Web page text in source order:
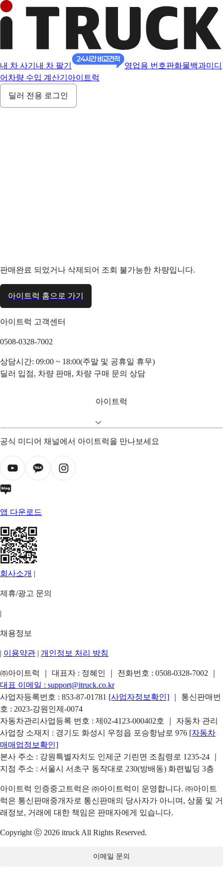
내 차 사기 내 차 팔기 영업용 번호판화물백과미디
어 차량 수입 계산기 아이트럭
딜러 전용 로그인
판매완료 되었거나 삭제되어 조회 불가능한 차량입니다.
아이트럭 홈으로 가기
아이트럭 고객센터
0508-0328-7002
상담시간: 09:00 ~ 18:00(주말 및 공휴일 휴무)
딜러 입점, 차량 판매, 차량 구매 문의 상담
아이트럭
공식 미디어 채널에서 아이트럭을 만나보세요
앱 다운로드
회사소개 |
제휴/광고 문의
|
채용정보
| 이용약관 | 개인정보 처리 방침
㈜아이트럭 ｜ 대표자 : 정혜인 ｜ 전화번호 : 0508-0328-7002
대표 이메일 : support@itruck.co.kr
사업자등록번호 : 853-87-01781 [사업자정보확인]
｜ 통신판매번
호 : 2023-강원인제-0074
자동차관리사업등록 번호 : 제02-4123-000402호 ｜ 자동차 관리
사업장 소재지 : 경기도 화성시 우정읍 포승항남로 976 [자동차
매매업정보확인]
본사 주소 : 강원특별자치도 인제군 기린면 조침령로 1235-24 ｜
지점 주소 : 서울시 서초구 동작대로 230(방배동) 화련빌딩 3층
아이트럭 인증중고트럭은 ㈜아이트럭이 운영합니다. ㈜아이트
럭은 통신판매중개자로 통신판매의 당사자가 아니며, 상품 및 거
래정보, 거래에 대한 책임은 판매자에게 있습니다.
Copyright ⓒ 2026 itruck All Rights Reserved.
이메일 문의